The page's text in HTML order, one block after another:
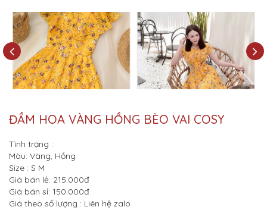
ĐẦM HOA VÀNG HỒNG BÈO VAI COSY
Tình trạng :
Màu: Vàng, Hồng
Size : S M
Giá bán lẻ: 215.000đ
Giá bán sỉ: 150.000đ
Giá theo số lượng : Liên hệ zalo